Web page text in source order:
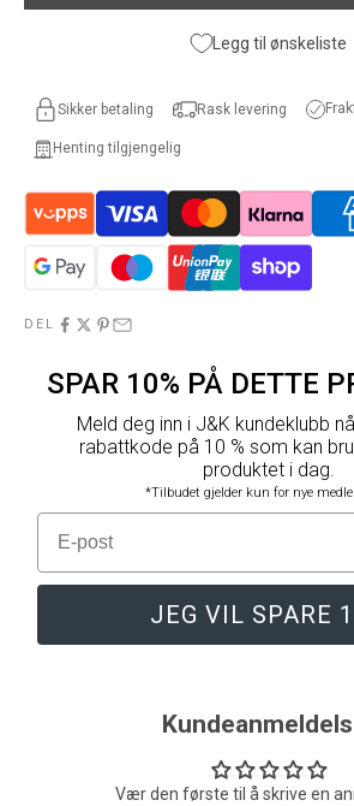
Legg til ønskeliste
Sikker betaling Rask levering
Henting tilgjengelig
DEL
SPAR 10% PÅ DETTE
Meld deg inn i J&K kundeklubb
rabattkode på 10 % som kan
produktet i dag.
*Tilbudet gjelder kun for nye
E-post
JEG VIL SPARE
Vær den første til å skrive en